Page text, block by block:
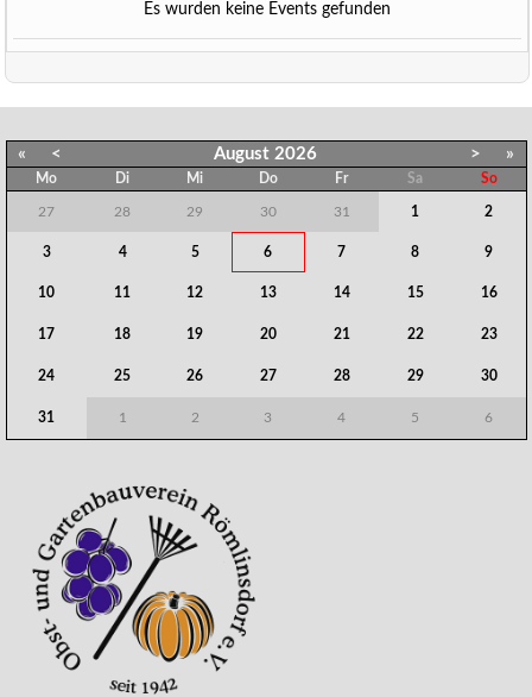
Es wurden keine Events gefunden
« < August 2026 > »
Mo Di Mi Do Fr Sa So
27 28 29 30 31 1 2
3 4 5 6 7 8 9
10 11 12 13 14 15 16
17 18 19 20 21 22 23
24 25 26 27 28 29 30
31 1 2 3 4 5 6